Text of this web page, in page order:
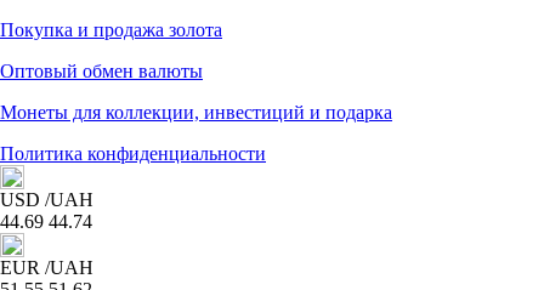
Покупка и продажа золота
Оптовый обмен валюты
Монеты для коллекции, инвестиций и подарка
Политика конфиденциальности
USD /UAH
44.69 44.74
EUR /UAH